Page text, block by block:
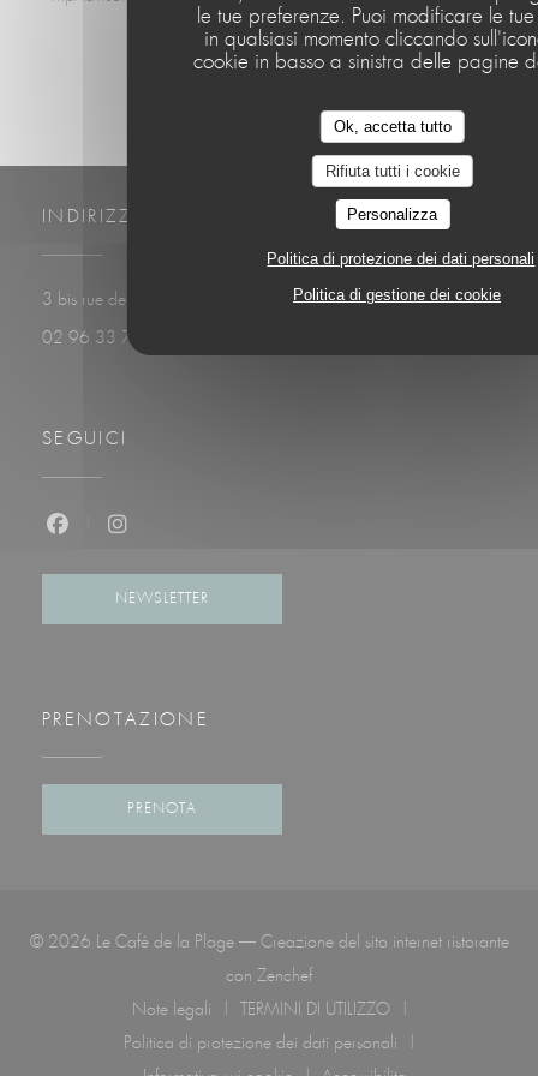
le tue preferenze. Puoi modificare le
in qualsiasi momento cliccando
cookie in basso a sinistra delle pagine
Ok, accetta tutto
Rifiuta tutti i cookie
Personalizza
Politica di protezione dei dati personali
Politica di gestione dei cookie
INDIRIZZO
3 bis rue de Plage 22410 Saint-Quay-Portrieux((apre una nuova
02 96 33 74 67
SEGUICI
NEWSLETTER
PRENOTAZIONE
PRENOTA
© 2026 Le Café de la Plage — Creazione del sito internet ristorante
con Zenchef((apre una nuova finestra))
Note legali
((apre una nuova finestra))
TERMINI DI UTILIZZO
Politica di protezione dei dati personali
((apre una nuova finestra))